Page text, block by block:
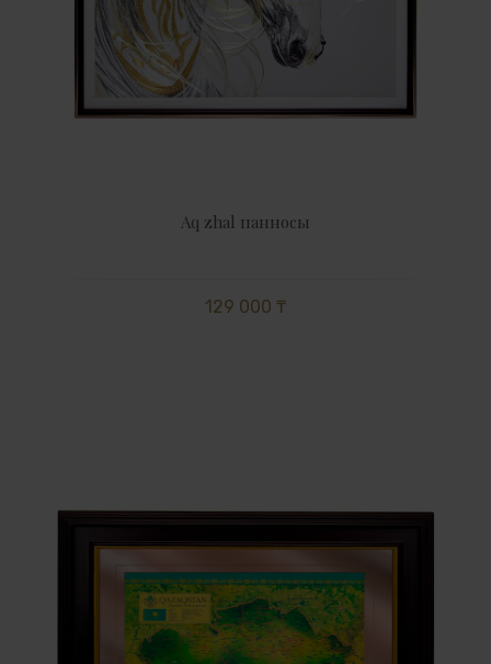
Aq zhal панносы
129 000 ₸